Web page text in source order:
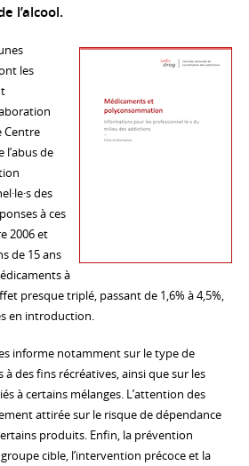
l’alcool.
les
Centre
de
des
à ces
2006 et
de 15 ans
à
presque triplé, passant de 1,6% à 4,5%,
en introduction.
informe notamment sur le type de
des fins récréatives, ainsi que sur les
à certains mélanges. L’attention des
attirée sur le risque de dépendance
produits. Enfin, la prévention
cible, l’intervention précoce et la